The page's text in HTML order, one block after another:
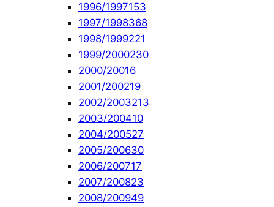
1996/1997153
1997/1998368
1998/1999221
1999/2000230
2000/20016
2001/200219
2002/2003213
2003/200410
2004/200527
2005/200630
2006/200717
2007/200823
2008/200949